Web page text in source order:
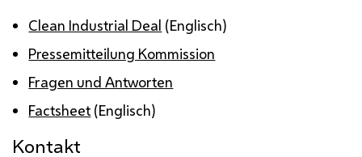
Clean Industrial Deal (Englisch)
Pressemitteilung Kommission
Fragen und Antworten
Factsheet (Englisch)
Kontakt